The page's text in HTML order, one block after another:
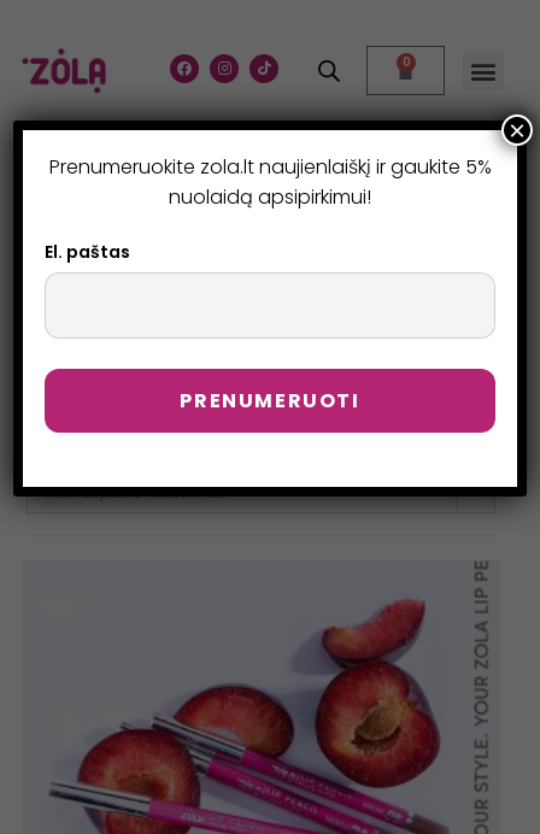
0
PARDUOTUVĖ
> Parduotuvė
Numatytasis rikiavimas
Prenumeruokite zola.lt naujienlaiškį ir gaukite 5%
nuolaidą apsipirkimui!
El. paštas
×